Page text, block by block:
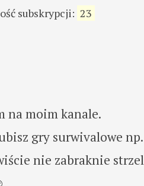
subskrypcji: 23
na moim kanale.
gry surwivalowe
nie zabraknie